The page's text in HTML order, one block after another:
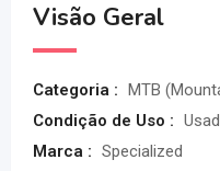
Visão Geral
Categoria : MTB
Condição de Uso :
Marca : Specialized